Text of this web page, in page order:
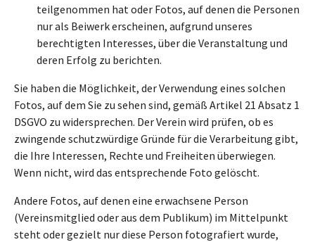
teilgenommen hat oder Fotos, auf denen die Personen
nur als Beiwerk erscheinen, aufgrund unseres
berechtigten Interesses, über die Veranstaltung und
deren Erfolg zu berichten.
Sie haben die Möglichkeit, der Verwendung eines solchen
Fotos, auf dem Sie zu sehen sind, gemäß Artikel 21 Absatz 1
DSGVO zu widersprechen. Der Verein wird prüfen, ob es
zwingende schutzwürdige Gründe für die Verarbeitung gibt,
die Ihre Interessen, Rechte und Freiheiten überwiegen.
Wenn nicht, wird das entsprechende Foto gelöscht.
Andere Fotos, auf denen eine erwachsene Person
(Vereinsmitglied oder aus dem Publikum) im Mittelpunkt
steht oder gezielt nur diese Person fotografiert wurde,